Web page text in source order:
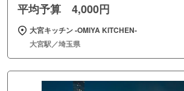
平均予算 4,000円
大宮キッチン ‐OMIYA KITCHEN‐
大宮駅／埼玉県